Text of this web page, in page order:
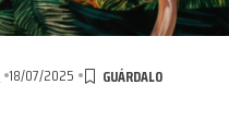
18/07/2025